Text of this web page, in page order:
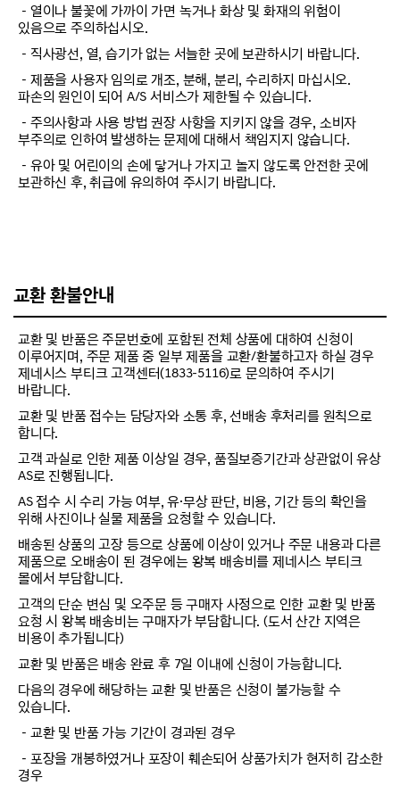
－열이나 불꽃에 가까이 가면 녹거나 화상 및 화재의 위험이
있음으로 주의하십시오.
－직사광선, 열, 습기가 없는 서늘한 곳에 보관하시기 바랍니다.
－제품을 사용자 임의로 개조, 분해, 분리, 수리하지 마십시오.
파손의 원인이 되어 A/S 서비스가 제한될 수 있습니다.
－주의사항과 사용 방법 권장 사항을 지키지 않을 경우, 소비자
부주의로 인하여 발생하는 문제에 대해서 책임지지 않습니다.
－유아 및 어린이의 손에 닿거나 가지고 놀지 않도록 안전한 곳에
보관하신 후, 취급에 유의하여 주시기 바랍니다.
교환 환불안내
교환 및 반품은 주문번호에 포함된 전체 상품에 대하여 신청이
이루어지며, 주문 제품 중 일부 제품을 교환/환불하고자 하실 경우
제네시스 부티크 고객센터(1833-5116)로 문의하여 주시기
바랍니다.
교환 및 반품 접수는 담당자와 소통 후, 선배송 후처리를 원칙으로
합니다.
고객 과실로 인한 제품 이상일 경우, 품질보증기간과 상관없이 유상
AS로 진행됩니다.
AS 접수 시 수리 가능 여부, 유·무상 판단, 비용, 기간 등의 확인을
위해 사진이나 실물 제품을 요청할 수 있습니다.
배송된 상품의 고장 등으로 상품에 이상이 있거나 주문 내용과 다른
제품으로 오배송이 된 경우에는 왕복 배송비를 제네시스 부티크
몰에서 부담합니다.
고객의 단순 변심 및 오주문 등 구매자 사정으로 인한 교환 및 반품
요청 시 왕복 배송비는 구매자가 부담합니다. (도서 산간 지역은
비용이 추가됩니다)
교환 및 반품은 배송 완료 후 7일 이내에 신청이 가능합니다.
다음의 경우에 해당하는 교환 및 반품은 신청이 불가능할 수
있습니다.
－교환 및 반품 가능 기간이 경과된 경우
－포장을 개봉하였거나 포장이 훼손되어 상품가치가 현저히 감소한
경우